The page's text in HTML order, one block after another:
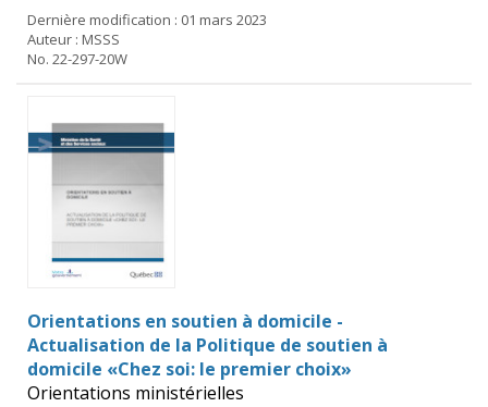
Dernière modification : 01 mars 2023
Auteur : MSSS
No. 22-297-20W
Orientations en soutien à domicile -
Actualisation de la Politique de soutien à
domicile «Chez soi: le premier choix»
Orientations ministérielles